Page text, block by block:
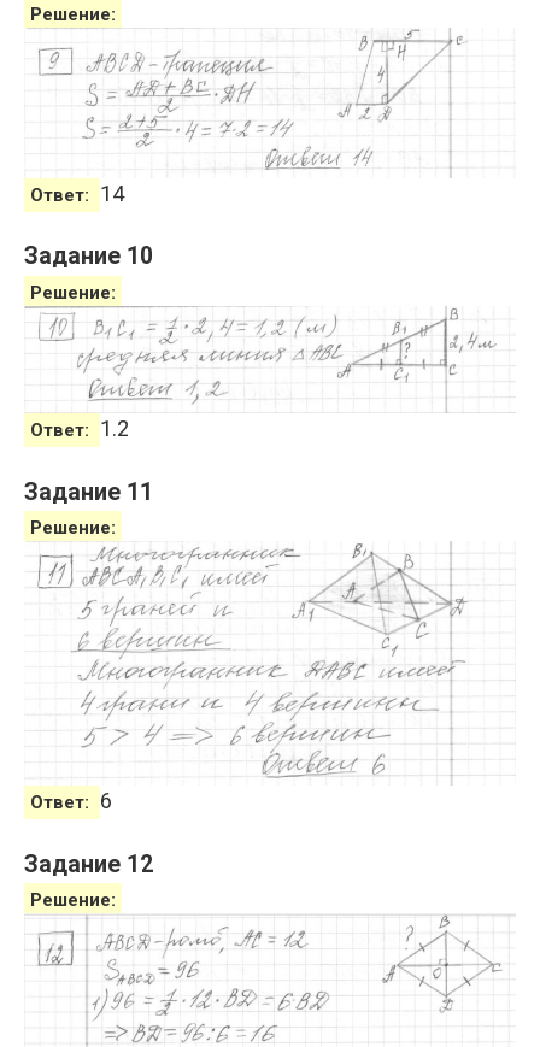
Решение:
Ответ: 14
Задание 10
Решение:
Ответ: 1.2
Задание 11
Решение:
Ответ: 6
Задание 12
Решение: